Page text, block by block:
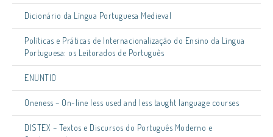
Dicionário da Língua Portuguesa Medieval
Políticas e Práticas de Internacionalização do Ensino da Língua
Portuguesa: os Leitorados de Português
ENUNTIO
Oneness – On-line less used and less taught language courses
DISTEX – Textos e Discursos do Português Moderno e